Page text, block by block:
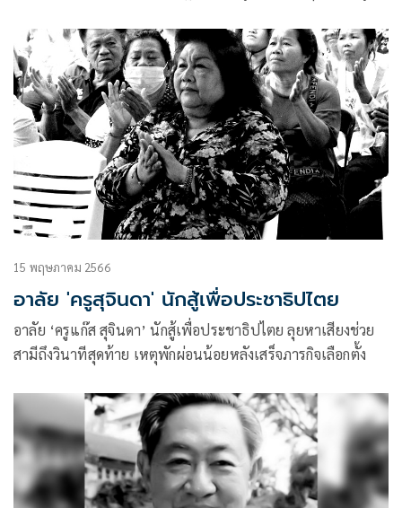
15 พฤษภาคม 2566
อาลัย 'ครูสุจินดา' นักสู้เพื่อประชาธิปไตย
อาลัย ‘ครูแก๊ส สุจินดา’ นักสู้เพื่อประชาธิปไตย ลุยหาเสียงช่วย
สามีถึงวินาทีสุดท้าย เหตุพักผ่อนน้อยหลังเสร็จภารกิจเลือกตั้ง